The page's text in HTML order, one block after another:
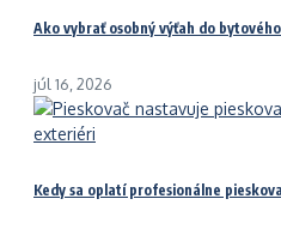
Ako vybrať osobný výťah do
júl 16, 2026
Kedy sa oplatí profesionálne